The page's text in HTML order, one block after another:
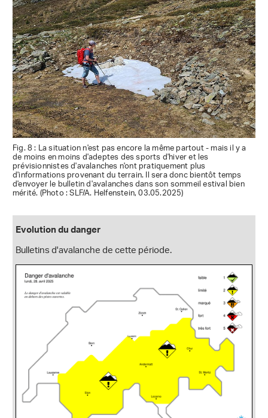
Fig. 8 : La situation n'est pas encore la même partout - mais il y a
de moins en moins d'adeptes des sports d'hiver et les
prévisionnistes d'avalanches n'ont pratiquement plus
d'informations provenant du terrain. Il sera donc bientôt temps
d'envoyer le bulletin d'avalanches dans son sommeil estival bien
mérité. (Photo : SLF/A. Helfenstein, 03.05.2025)
Evolution du danger
Bulletins d'avalanche de cette période.